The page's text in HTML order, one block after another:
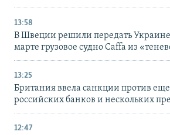
13:58
В Швеции решили передать
марте грузовое судно Caffa из
13:25
Британия ввела санкции против
российских банков и нескольких
12:47